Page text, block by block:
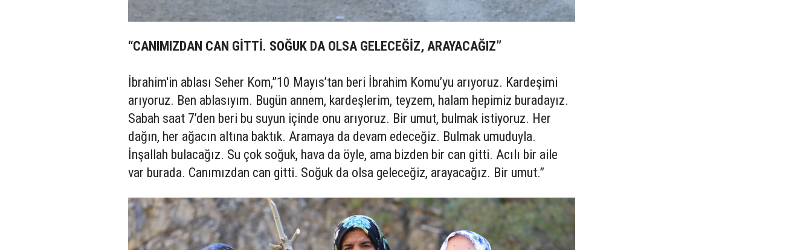
“CANIMIZDAN CAN GİTTİ. SOĞUK DA OLSA GELECEĞİZ, ARAYACAĞIZ”
İbrahim'in ablası Seher Kom,”10 Mayıs’tan beri İbrahim Komu’yu arıyoruz. Kardeşimi
arıyoruz. Ben ablasıyım. Bugün annem, kardeşlerim, teyzem, halam hepimiz buradayız.
Sabah saat 7’den beri bu suyun içinde onu arıyoruz. Bir umut, bulmak istiyoruz. Her
dağın, her ağacın altına baktık. Aramaya da devam edeceğiz. Bulmak umuduyla.
İnşallah bulacağız. Su çok soğuk, hava da öyle, ama bizden bir can gitti. Acılı bir aile
var burada. Canımızdan can gitti. Soğuk da olsa geleceğiz, arayacağız. Bir umut.”